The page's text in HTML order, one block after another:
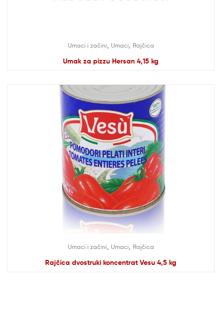
Umaci i začini Umaci Rajčica
Umak za pizzu Hersan 4,15 kg
Umaci i začini, Umaci, Rajčica
Rajčica dvostruki koncentrat Vesu 4,5 kg